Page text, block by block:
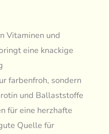
Vitaminen und
eine knackige
farbenfroh, sondern
und Ballaststoffe
für eine herzhafte
Quelle für